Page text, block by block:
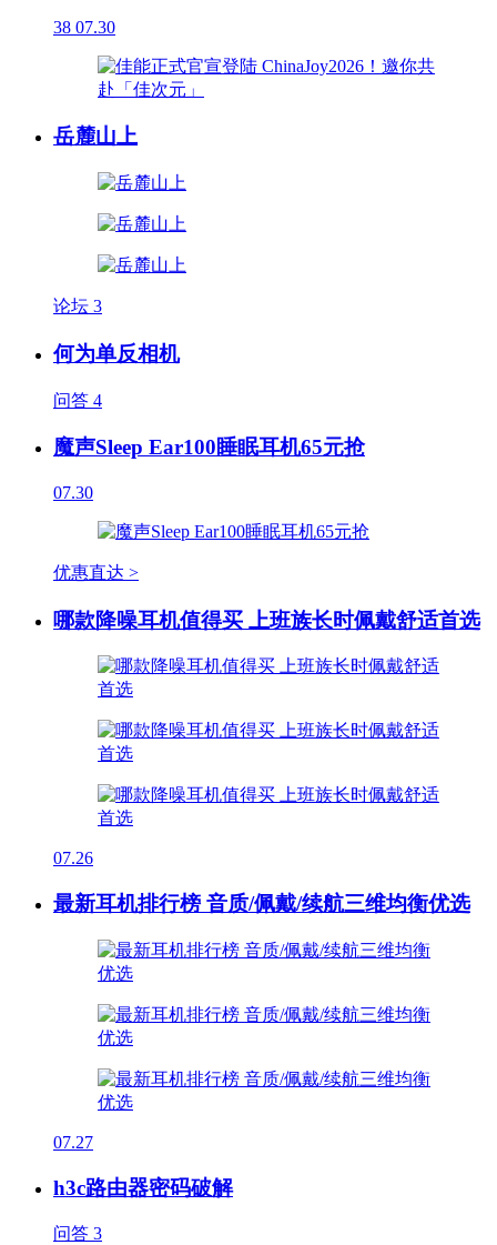
38 07.30
岳麓山上
论坛 3
何为单反相机
问答 4
魔声Sleep Ear100睡眠耳机65元抢
07.30
优惠直达 >
哪款降噪耳机值得买 上班族长时佩戴舒适首选
07.26
最新耳机排行榜 音质/佩戴/续航三维均衡优选
07.27
h3c路由器密码破解
问答 3